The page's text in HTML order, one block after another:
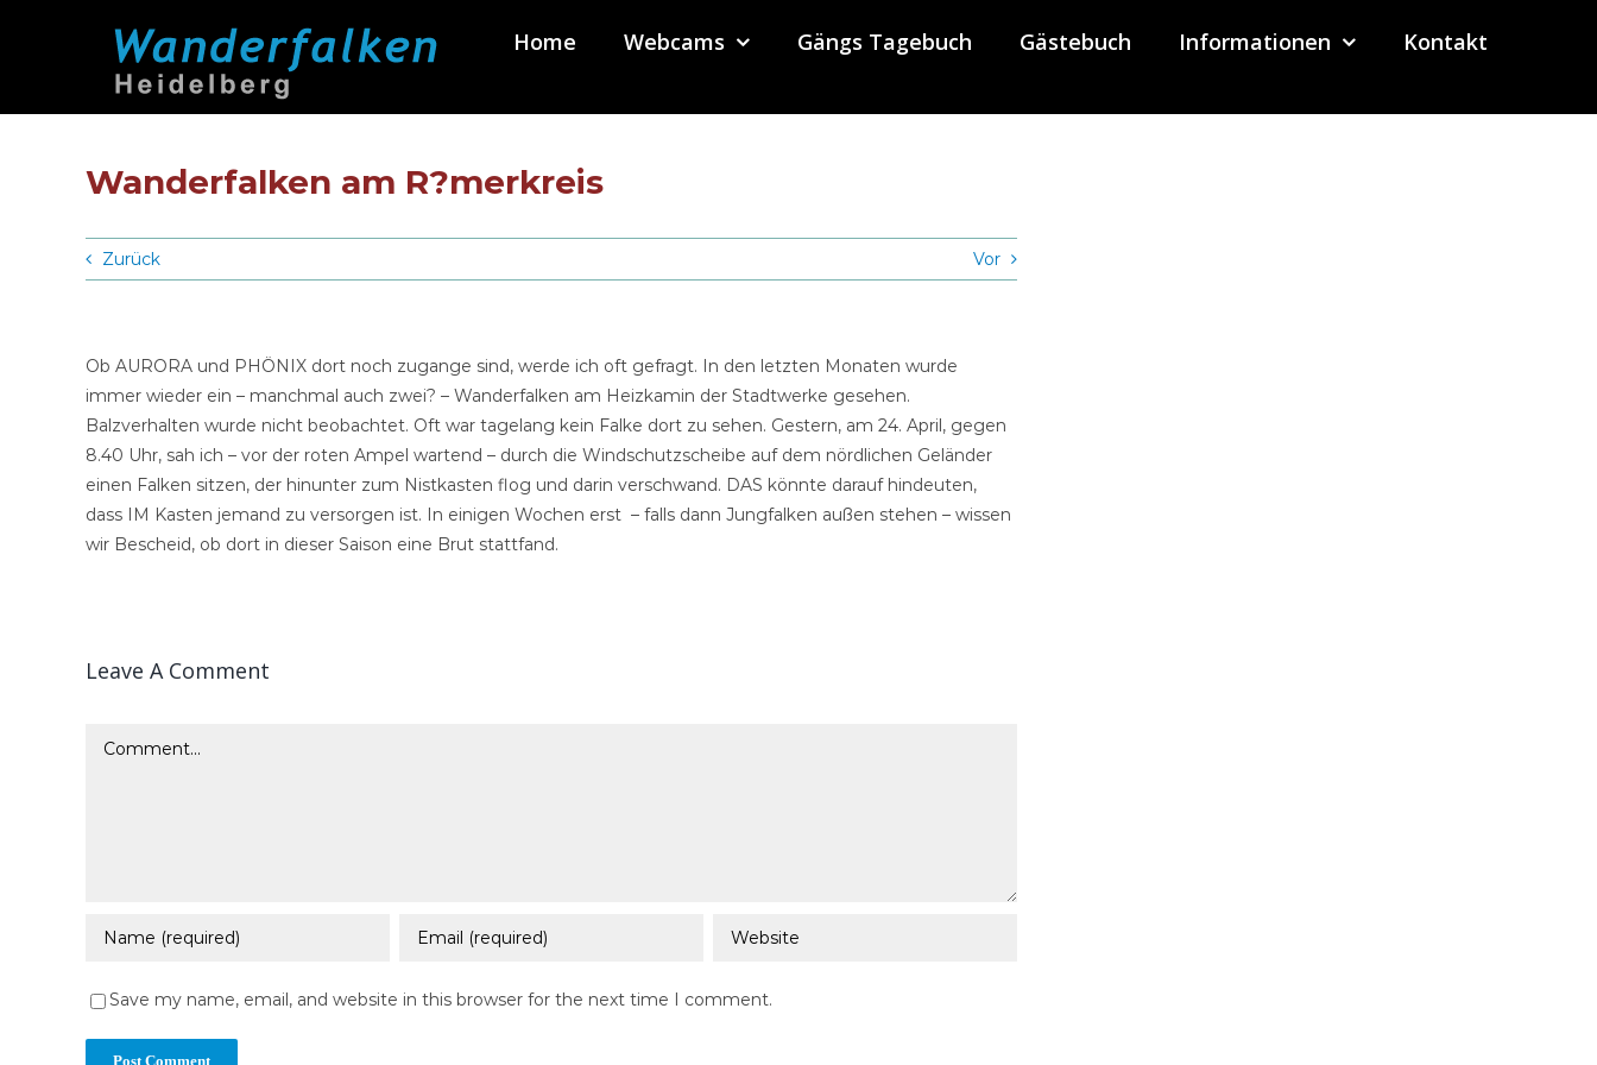
Home Webcams Gängs Tagebuch Gästebuch Informationen Kontakt
Wanderfalken am R?merkreis
Zurück Vor
Ob AURORA und PHÖNIX dort noch zugange sind, werde ich oft gefragt. In den letzten Monaten wurde
immer wieder ein – manchmal auch zwei? – Wanderfalken am Heizkamin der Stadtwerke gesehen.
Balzverhalten wurde nicht beobachtet. Oft war tagelang kein Falke dort zu sehen. Gestern, am 24. April, gegen
8.40 Uhr, sah ich – vor der roten Ampel wartend – durch die Windschutzscheibe auf dem nördlichen Geländer
einen Falken sitzen, der hinunter zum Nistkasten flog und darin verschwand. DAS könnte darauf hindeuten,
dass IM Kasten jemand zu versorgen ist. In einigen Wochen erst – falls dann Jungfalken außen stehen – wissen
wir Bescheid, ob dort in dieser Saison eine Brut stattfand.
Leave A Comment
Comment
Save my name, email, and website in this browser for the next time I comment.